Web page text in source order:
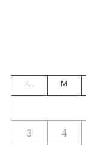
L M
3 4